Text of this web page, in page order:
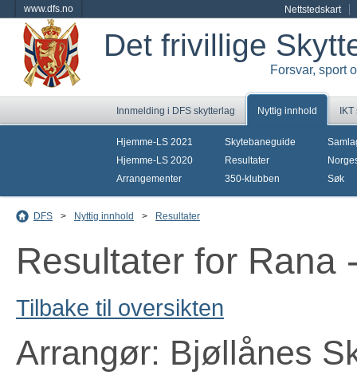
www.dfs.no Nettstedskart
Det frivillige
Forsvar, sport
Innmelding i DFS skytterlag Nyttig innhold
Hjemme-LS 2021
Hjemme-LS 2020
Arrangementer
Skytebaneguide
Resultater
350-klubben
Søk
DFS > Nyttig innhold > Resultater
Resultater for Rana
Tilbake til oversikten
Arrangør: Bjøllånes